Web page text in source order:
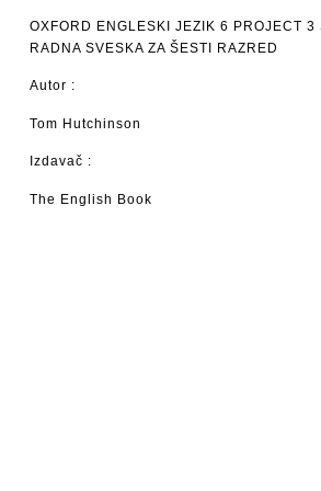
OXFORD ENGLESKI JEZIK 6 PROJECT 3
RADNA SVESKA ZA ŠESTI RAZRED
Autor :
Tom Hutchinson
Izdavač :
The English Book